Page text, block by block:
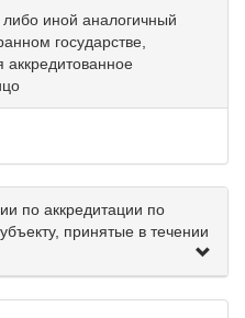
иной аналогичный
государстве,
аккредитованное
по аккредитации по
принятые в течении